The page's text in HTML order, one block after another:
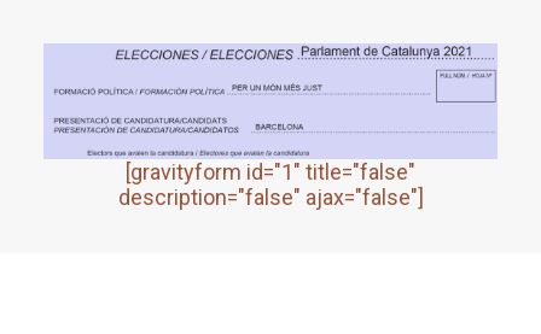
[gravityform id="1" title="false"
description="false" ajax="false"]